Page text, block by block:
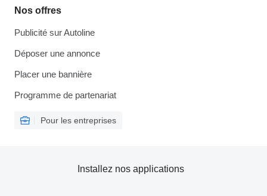
Nos offres
Publicité sur Autoline
Déposer une annonce
Placer une bannière
Programme de partenariat
Pour les entreprises
Installez nos applications